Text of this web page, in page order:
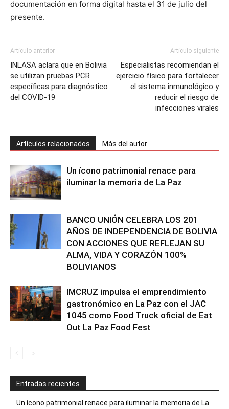
documentación en forma digital hasta el 31 de julio del
presente.
Artículo anterior
INLASA aclara que en Bolivia
se utilizan pruebas PCR
específicas para diagnóstico
del COVID-19
Artículo siguiente
Especialistas recomiendan el
ejercicio físico para fortalecer
el sistema inmunológico y
reducir el riesgo de
infecciones virales
Artículos relacionados Más del autor
Un ícono patrimonial renace para
iluminar la memoria de La Paz
BANCO UNIÓN CELEBRA LOS 201
AÑOS DE INDEPENDENCIA DE BOLIVIA
CON ACCIONES QUE REFLEJAN SU
ALMA, VIDA Y CORAZÓN 100%
BOLIVIANOS
IMCRUZ impulsa el emprendimiento
gastronómico en La Paz con el JAC
1045 como Food Truck oficial de Eat
Out La Paz Food Fest
Entradas recientes
Un ícono patrimonial renace para iluminar la memoria de La